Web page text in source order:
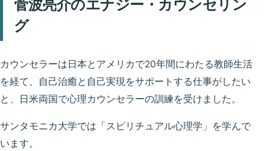
菅波亮介のエナジー・カウンセリン
グ
カウンセラーは日本とアメリカで20年間にわたる教師生活
を経て、自己治癒と自己実現をサポートする仕事がしたい
と、日米両国で心理カウンセラーの訓練を受けました。
サンタモニカ大学では「スピリチュアル心理学」を学んで
います。